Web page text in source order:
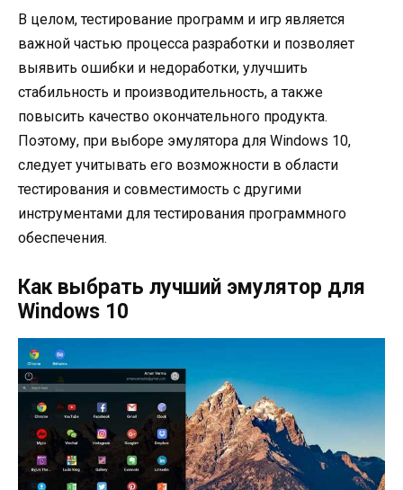
В целом, тестирование программ и игр является
важной частью процесса разработки и позволяет
выявить ошибки и недоработки, улучшить
стабильность и производительность, а также
повысить качество окончательного продукта.
Поэтому, при выборе эмулятора для Windows 10,
следует учитывать его возможности в области
тестирования и совместимость с другими
инструментами для тестирования программного
обеспечения.
Как выбрать лучший эмулятор для
Windows 10